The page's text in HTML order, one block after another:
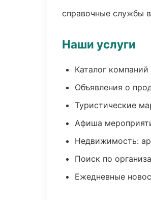
справочные службы
Наши услуги
Каталог
Объявления о
Туристические
Афиша
Недвижимость:
Поиск по
Ежедневные